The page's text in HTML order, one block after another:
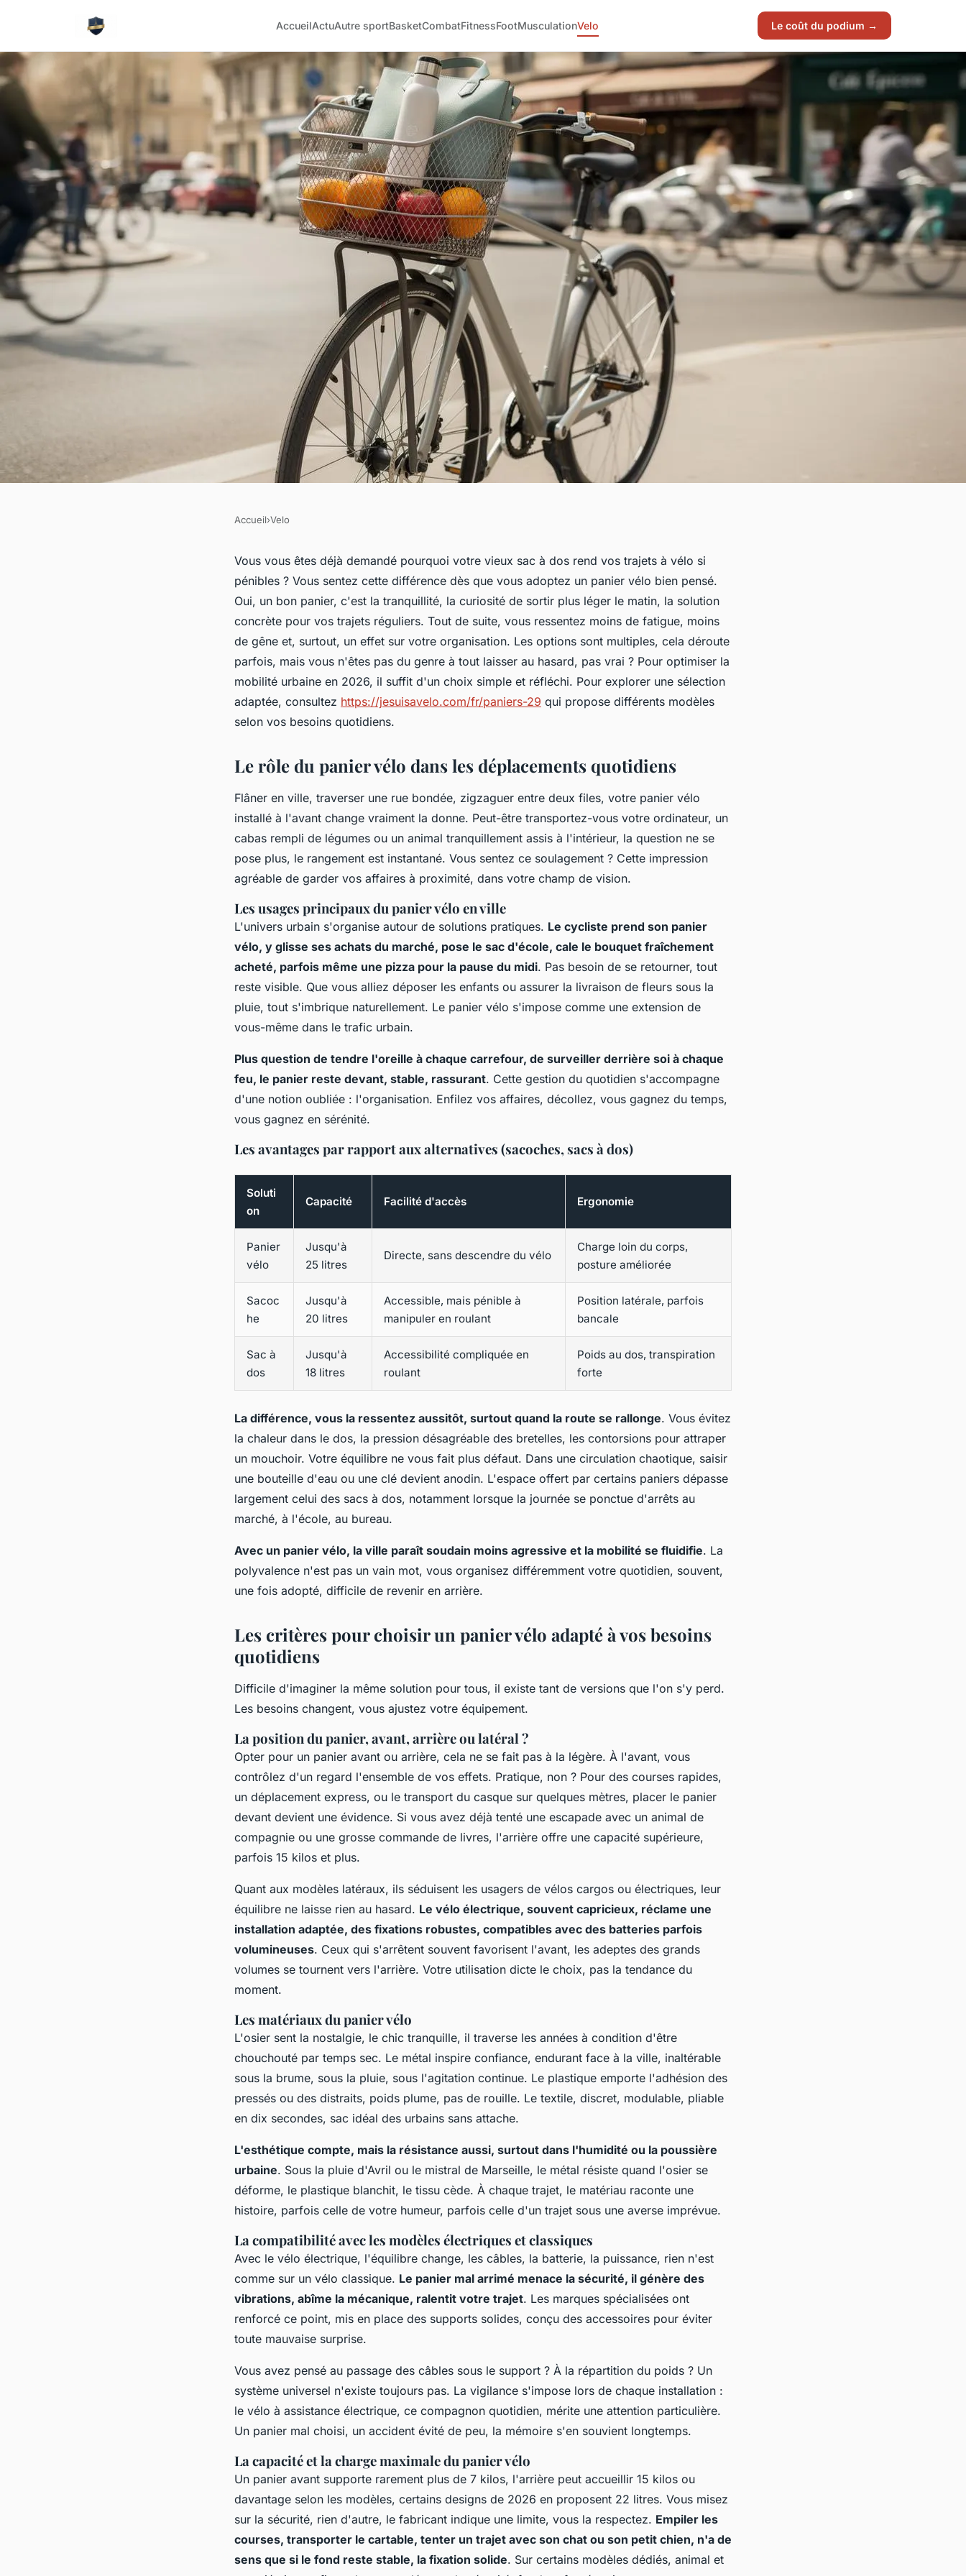
AccueilActuAutre sportBasketCombatFitnessFootMusculationVelo Le coût du podium →
Panier vélo : comment choisir le
modèle idéal pour vos déplacements
Accueil›Velo
Vous vous êtes déjà demandé pourquoi votre vieux sac à dos rend vos trajets à vélo si
pénibles ? Vous sentez cette différence dès que vous adoptez un panier vélo bien pensé.
Oui, un bon panier, c'est la tranquillité, la curiosité de sortir plus léger le matin, la solution
concrète pour vos trajets réguliers. Tout de suite, vous ressentez moins de fatigue, moins
de gêne et, surtout, un effet sur votre organisation. Les options sont multiples, cela déroute
parfois, mais vous n'êtes pas du genre à tout laisser au hasard, pas vrai ? Pour optimiser la
mobilité urbaine en 2026, il suffit d'un choix simple et réfléchi. Pour explorer une sélection
adaptée, consultez https://jesuisavelo.com/fr/paniers-29 qui propose différents modèles
selon vos besoins quotidiens.
Le rôle du panier vélo dans les déplacements quotidiens
Flâner en ville, traverser une rue bondée, zigzaguer entre deux files, votre panier vélo
installé à l'avant change vraiment la donne. Peut-être transportez-vous votre ordinateur, un
cabas rempli de légumes ou un animal tranquillement assis à l'intérieur, la question ne se
pose plus, le rangement est instantané. Vous sentez ce soulagement ? Cette impression
agréable de garder vos affaires à proximité, dans votre champ de vision.
Les usages principaux du panier vélo en ville
L'univers urbain s'organise autour de solutions pratiques. Le cycliste prend son panier
vélo, y glisse ses achats du marché, pose le sac d'école, cale le bouquet fraîchement
acheté, parfois même une pizza pour la pause du midi. Pas besoin de se retourner, tout
reste visible. Que vous alliez déposer les enfants ou assurer la livraison de fleurs sous la
pluie, tout s'imbrique naturellement. Le panier vélo s'impose comme une extension de
vous-même dans le trafic urbain.
Plus question de tendre l'oreille à chaque carrefour, de surveiller derrière soi à chaque
feu, le panier reste devant, stable, rassurant. Cette gestion du quotidien s'accompagne
d'une notion oubliée : l'organisation. Enfilez vos affaires, décollez, vous gagnez du temps,
vous gagnez en sérénité.
Les avantages par rapport aux alternatives (sacoches, sacs à dos)
Soluti
on
Capacité Facilité d'accès Ergonomie
Panier
vélo
Jusqu'à
25 litres
Directe, sans descendre du vélo
Charge loin du corps,
posture améliorée
Sacoc
he
Jusqu'à
20 litres
Accessible, mais pénible à
manipuler en roulant
Position latérale, parfois
bancale
Sac à
dos
Jusqu'à
18 litres
Accessibilité compliquée en
roulant
Poids au dos, transpiration
forte
La différence, vous la ressentez aussitôt, surtout quand la route se rallonge. Vous évitez
la chaleur dans le dos, la pression désagréable des bretelles, les contorsions pour attraper
un mouchoir. Votre équilibre ne vous fait plus défaut. Dans une circulation chaotique, saisir
une bouteille d'eau ou une clé devient anodin. L'espace offert par certains paniers dépasse
largement celui des sacs à dos, notamment lorsque la journée se ponctue d'arrêts au
marché, à l'école, au bureau.
Avec un panier vélo, la ville paraît soudain moins agressive et la mobilité se fluidifie. La
polyvalence n'est pas un vain mot, vous organisez différemment votre quotidien, souvent,
une fois adopté, difficile de revenir en arrière.
Les critères pour choisir un panier vélo adapté à vos besoins
quotidiens
Difficile d'imaginer la même solution pour tous, il existe tant de versions que l'on s'y perd.
Les besoins changent, vous ajustez votre équipement.
La position du panier, avant, arrière ou latéral ?
Opter pour un panier avant ou arrière, cela ne se fait pas à la légère. À l'avant, vous
contrôlez d'un regard l'ensemble de vos effets. Pratique, non ? Pour des courses rapides,
un déplacement express, ou le transport du casque sur quelques mètres, placer le panier
devant devient une évidence. Si vous avez déjà tenté une escapade avec un animal de
compagnie ou une grosse commande de livres, l'arrière offre une capacité supérieure,
parfois 15 kilos et plus.
Quant aux modèles latéraux, ils séduisent les usagers de vélos cargos ou électriques, leur
équilibre ne laisse rien au hasard. Le vélo électrique, souvent capricieux, réclame une
installation adaptée, des fixations robustes, compatibles avec des batteries parfois
volumineuses. Ceux qui s'arrêtent souvent favorisent l'avant, les adeptes des grands
volumes se tournent vers l'arrière. Votre utilisation dicte le choix, pas la tendance du
moment.
Les matériaux du panier vélo
L'osier sent la nostalgie, le chic tranquille, il traverse les années à condition d'être
chouchouté par temps sec. Le métal inspire confiance, endurant face à la ville, inaltérable
sous la brume, sous la pluie, sous l'agitation continue. Le plastique emporte l'adhésion des
pressés ou des distraits, poids plume, pas de rouille. Le textile, discret, modulable, pliable
en dix secondes, sac idéal des urbains sans attache.
L'esthétique compte, mais la résistance aussi, surtout dans l'humidité ou la poussière
urbaine. Sous la pluie d'Avril ou le mistral de Marseille, le métal résiste quand l'osier se
déforme, le plastique blanchit, le tissu cède. À chaque trajet, le matériau raconte une
histoire, parfois celle de votre humeur, parfois celle d'un trajet sous une averse imprévue.
La compatibilité avec les modèles électriques et classiques
Avec le vélo électrique, l'équilibre change, les câbles, la batterie, la puissance, rien n'est
comme sur un vélo classique. Le panier mal arrimé menace la sécurité, il génère des
vibrations, abîme la mécanique, ralentit votre trajet. Les marques spécialisées ont
renforcé ce point, mis en place des supports solides, conçu des accessoires pour éviter
toute mauvaise surprise.
Vous avez pensé au passage des câbles sous le support ? À la répartition du poids ? Un
système universel n'existe toujours pas. La vigilance s'impose lors de chaque installation :
le vélo à assistance électrique, ce compagnon quotidien, mérite une attention particulière.
Un panier mal choisi, un accident évité de peu, la mémoire s'en souvient longtemps.
La capacité et la charge maximale du panier vélo
Un panier avant supporte rarement plus de 7 kilos, l'arrière peut accueillir 15 kilos ou
davantage selon les modèles, certains designs de 2026 en proposent 22 litres. Vous misez
sur la sécurité, rien d'autre, le fabricant indique une limite, vous la respectez. Empiler les
courses, transporter le cartable, tenter un trajet avec son chat ou son petit chien, n'a de
sens que si le fond reste stable, la fixation solide. Sur certains modèles dédiés, animal et